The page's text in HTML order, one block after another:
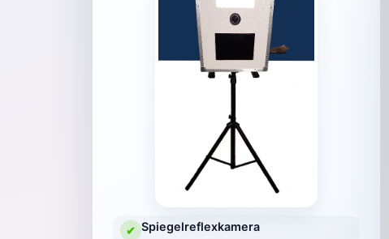
✔ Spiegelreflexkamera